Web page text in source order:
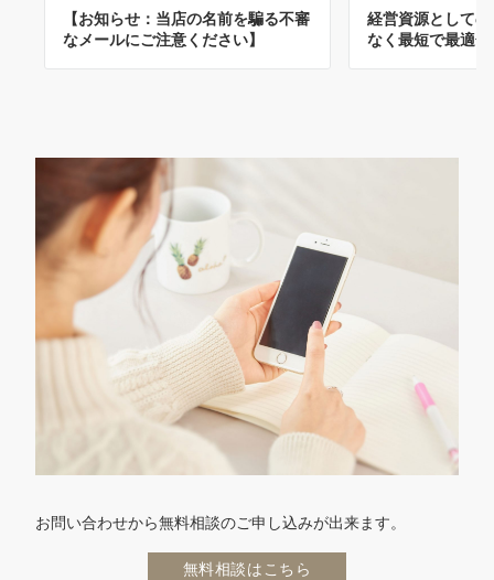
【お知らせ：当店の名前を騙る不審
なメールにご注意ください】
経営資源として
なく最短で最適化
お問い合わせから無料相談のご申し込みが出来ます。
無料相談はこちら